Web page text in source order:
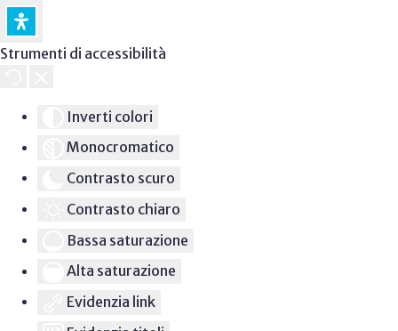
Strumenti di accessibilità
Inverti colori
Monocromatico
Contrasto scuro
Contrasto chiaro
Bassa saturazione
Alta saturazione
Evidenzia link